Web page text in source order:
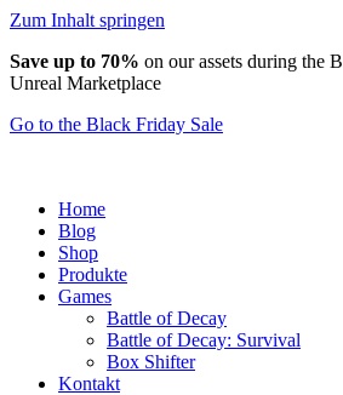
Zum Inhalt springen
Save up to 70% on our assets during the
Unreal Marketplace
Go to the Black Friday Sale
Home
Blog
Shop
Produkte
Games
Battle of Decay
Battle of Decay: Survival
Box Shifter
Kontakt